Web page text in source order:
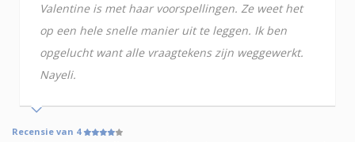
Valentine is met haar voorspellingen. Ze weet het
op een hele snelle manier uit te leggen. Ik ben
opgelucht want alle vraagtekens zijn weggewerkt.
Nayeli.
Recensie van 4